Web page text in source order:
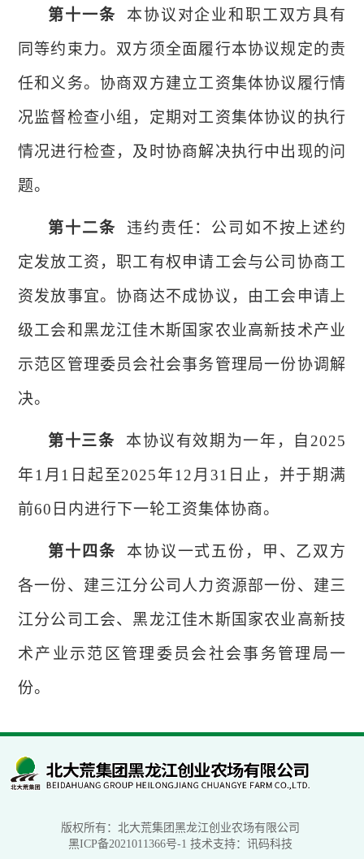
第十一条
本协议对企业和职工双方具有
同等约束力。双方须全面履行本协议规定的责
任和义务。协商双方建立工资集体协议履行情
况监督检查小组，定期对工资集体协议的执行
情况进行检查，及时协商解决执行中出现的问
题。
第十二条 违约责任： 公司 如不按上述约
定发放工资，职工有权申请工会与公司 协商工
资发放事宜。协商达不成协议，由工会申请上
级工会和 黑龙江佳木斯国家农业高新技术产业
示范区 管理委员会社会事务管理局一份协调解
决。
第十三条 本协议有效期为一年，自 2025
年1月1日起至2025年12月31日止，并于期满
前60日内进行下一轮工资集体协商。
第十四条 本协议一式五份，
甲、乙双方
各一份、建三江分公司人力资源部一份、建三
江分公司工会、黑龙江佳木斯国家农业高新技
术产业示范区 管理委员会社会事务管理局一
份。
版权所有：北大荒集团黑龙江创业农场有限公司
黑ICP备2021011366号-1 技术支持：讯码科技